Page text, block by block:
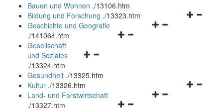
Bauen und Wohnen ./13106.htm
Navigationsmenü
Bildung und Forschung ./13323.htm
Navigationsmenü
Geschichte und Geografie
./141064.htm
Navigationsmenü
und
schließen
Gesellschaft
und Soziales
./13324.htm
Gesundheit ./13325.htm
Navigationsmenü
Kultur ./13326.htm
Navigationsmenü
Land- und Forstwirtschaft
./13327.htm